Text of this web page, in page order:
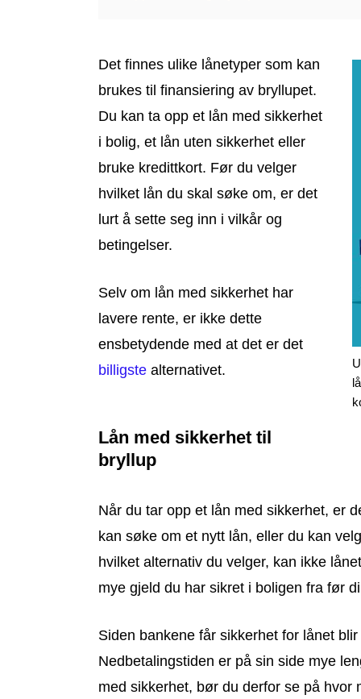
Det finnes ulike lånetyper som kan
brukes til finansiering av bryllupet.
Du kan ta opp et lån med sikkerhet
i bolig, et lån uten sikkerhet eller
bruke kredittkort. Før du velger
hvilket lån du skal søke om, er det
lurt å sette seg inn i vilkår og
betingelser.
Selv om lån med sikkerhet har
lavere rente, er ikke dette
ensbetydende med at det er det
billigste alternativet.
Lån med sikkerhet til
bryllup
Når du tar opp et lån med sikkerhet, er
kan søke om et nytt lån, eller du kan
hvilket alternativ du velger, kan ikke
mye gjeld du har sikret i boligen fra før
Siden bankene får sikkerhet for lånet
Nedbetalingstiden er på sin side mye
med sikkerhet, bør du derfor se på hvor